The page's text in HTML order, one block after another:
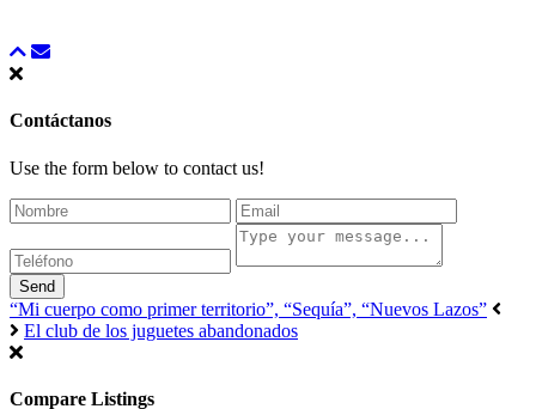
Contáctanos
Use the form below to contact us!
Send
“Mi cuerpo como primer territorio”, “Sequía”, “Nuevos Lazos”
El club de los juguetes abandonados
Compare Listings